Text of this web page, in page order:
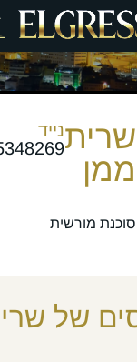
>דף סוכן
שרית
ממן
נייד
סוכנת מורשית
של